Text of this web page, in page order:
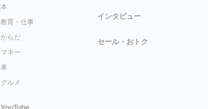
本
教育・仕事
からだ
マネー
車
グルメ
インタビュー
セール・おトク